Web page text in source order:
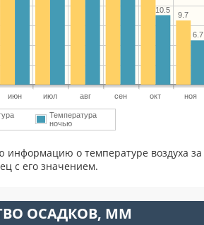
июн июл авг сен окт ноя
9.7
6.7
10.5
Температура
ночью
о температуре воздуха за
с его значением.
ОСАДКОВ, ММ